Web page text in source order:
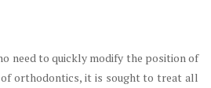
need to quickly modify the position of
orthodontics, it is sought to treat all